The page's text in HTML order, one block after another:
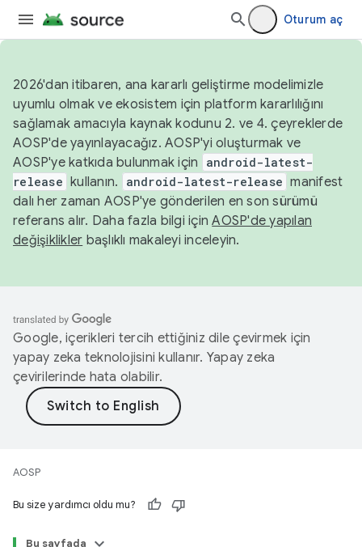
Oturum aç
2026'dan itibaren, ana kararlı geliştirme modelimizle
uyumlu olmak ve ekosistem için platform kararlılığını
sağlamak amacıyla kaynak kodunu 2. ve 4. çeyreklerde
AOSP'de yayınlayacağız. AOSP'yi oluşturmak ve
AOSP'ye katkıda bulunmak için
android-latest-
release kullanın. android-latest-release manifest
dalı her zaman AOSP'ye gönderilen en son sürümü
referans alır. Daha fazla bilgi içinAOSP'de yapılan
değişiklikler başlıklı makaleyi inceleyin.
Google, içerikleri tercih ettiğiniz dile çevirmek için
yapay zeka teknolojisini kullanır. Yapay zeka
çevirilerinde hata olabilir.
AOSP
Bu size yardımcı oldu mu?
Bu sayfada